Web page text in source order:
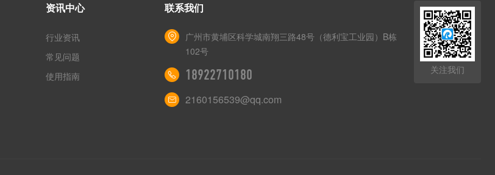
资讯中心
行业资讯
常见问题
使用指南
联系我们
广州市黄埔区科学城南翔三路48号（德利宝工业园）B栋
102号
18922710180
2160156539@qq.com
关注我们